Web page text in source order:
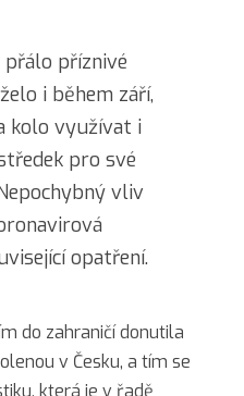
přálo příznivé
i během září,
kolo využívat i
pro své
vliv
opatření.
do zahraničí donutila
v Česku, a tím se
která je v řadě